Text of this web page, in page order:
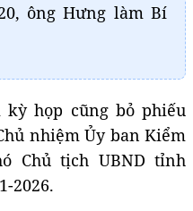
ông Hưng làm Bí
kỳ họp cũng bỏ phiếu
nhiệm Ủy ban Kiểm
Chủ tịch UBND tỉnh
2026.